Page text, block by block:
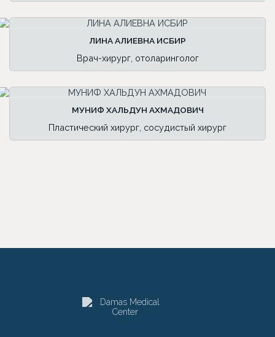
ЛИНА АЛИЕВНА ИСБИР
Врач-хирург, отоларинголог
МУНИФ ХАЛЬДУН АХМАДОВИЧ
Пластический хирург, сосудистый хирург